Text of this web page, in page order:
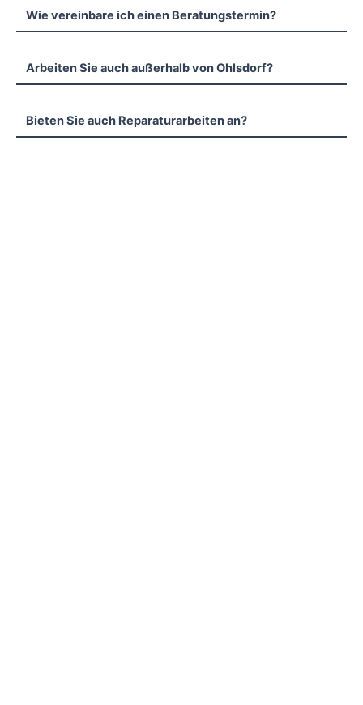
Wie vereinbare ich einen Beratungstermin?
Arbeiten Sie auch außerhalb von Ohlsdorf?
Bieten Sie auch Reparaturarbeiten an?